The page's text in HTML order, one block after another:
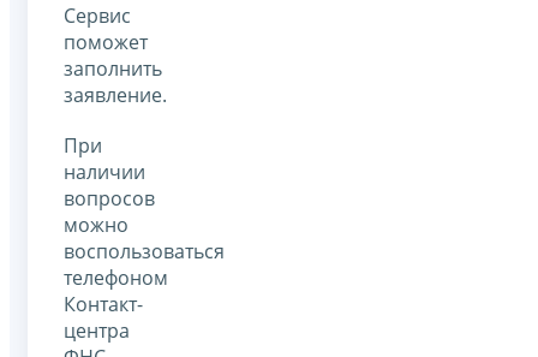
Сервис
поможет
заполнить
заявление.
При
наличии
вопросов
можно
воспользоваться
телефоном
Контакт-
центра